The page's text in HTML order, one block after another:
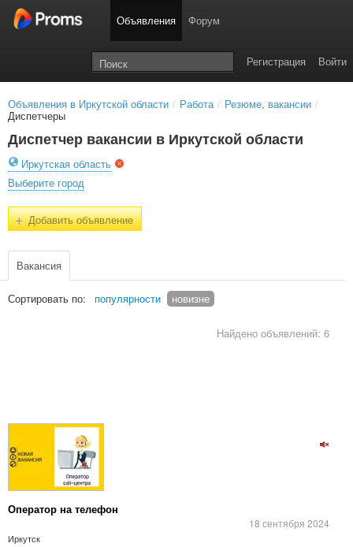
Объявления Форум
Войти
Регистрация
Объявления в Иркутской области / Работа / Резюме, вакансии /
Диспетчеры
Диспетчер вакансии в Иркутской области
Иркутская область
Выберите город
+Добавить объявление
Вакансия
Сортировать по: популярности новизне
Найдено объявлений: 6
Оператор на телефон
18 сентября 2024
Иркутск